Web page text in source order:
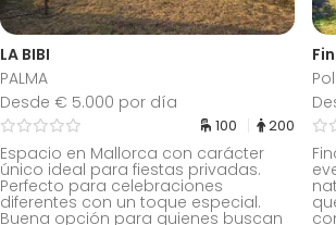
LA BIBI
PALMA
Desde € 5.000 por día
100 200
Espacio en Mallorca con carácter
único ideal para fiestas privadas.
Perfecto para celebraciones
diferentes con un toque especial.
Buena opción para quienes buscan